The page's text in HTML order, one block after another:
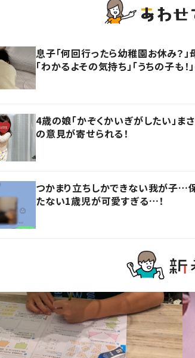
息子「何回行ったら幼稚園お休み？
「わかるよその気持ち」「うちの子も！
4歳の娘「かぞくかいぎがしたい」
の意見が寄せられる！
つかまり立ちしかできない我が子…
たない1歳児が可愛すぎる…！